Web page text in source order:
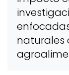
naturales